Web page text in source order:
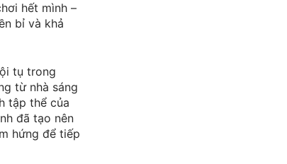
hết mình –
bỉ và khả
tụ trong
từ nhà sáng
tập thể của
đã tạo nên
hứng để tiếp